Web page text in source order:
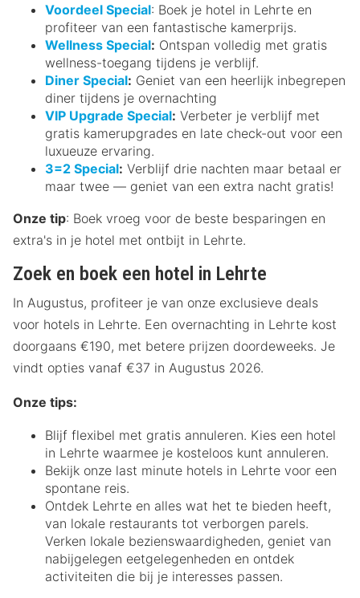
Voordeel Special: Boek je hotel in Lehrte en
profiteer van een fantastische kamerprijs.
Wellness Special: Ontspan volledig met gratis
wellness-toegang tijdens je verblijf.
Diner Special: Geniet van een heerlijk inbegrepen
diner tijdens je overnachting
VIP Upgrade Special: Verbeter je verblijf met
gratis kamerupgrades en late check-out voor een
luxueuze ervaring.
3=2 Special: Verblijf drie nachten maar betaal er
maar twee — geniet van een extra nacht gratis!
Onze tip: Boek vroeg voor de beste besparingen en
extra's in je hotel met ontbijt in Lehrte.
Zoek en boek een hotel in Lehrte
In Augustus, profiteer je van onze exclusieve deals
voor hotels in Lehrte. Een overnachting in Lehrte kost
doorgaans €190, met betere prijzen doordeweeks. Je
vindt opties vanaf €37 in Augustus 2026.
Onze tips:
Blijf flexibel met gratis annuleren. Kies een hotel
in Lehrte waarmee je kosteloos kunt annuleren.
Bekijk onze last minute hotels in Lehrte voor een
spontane reis.
Ontdek Lehrte en alles wat het te bieden heeft,
van lokale restaurants tot verborgen parels.
Verken lokale bezienswaardigheden, geniet van
nabijgelegen eetgelegenheden en ontdek
activiteiten die bij je interesses passen.